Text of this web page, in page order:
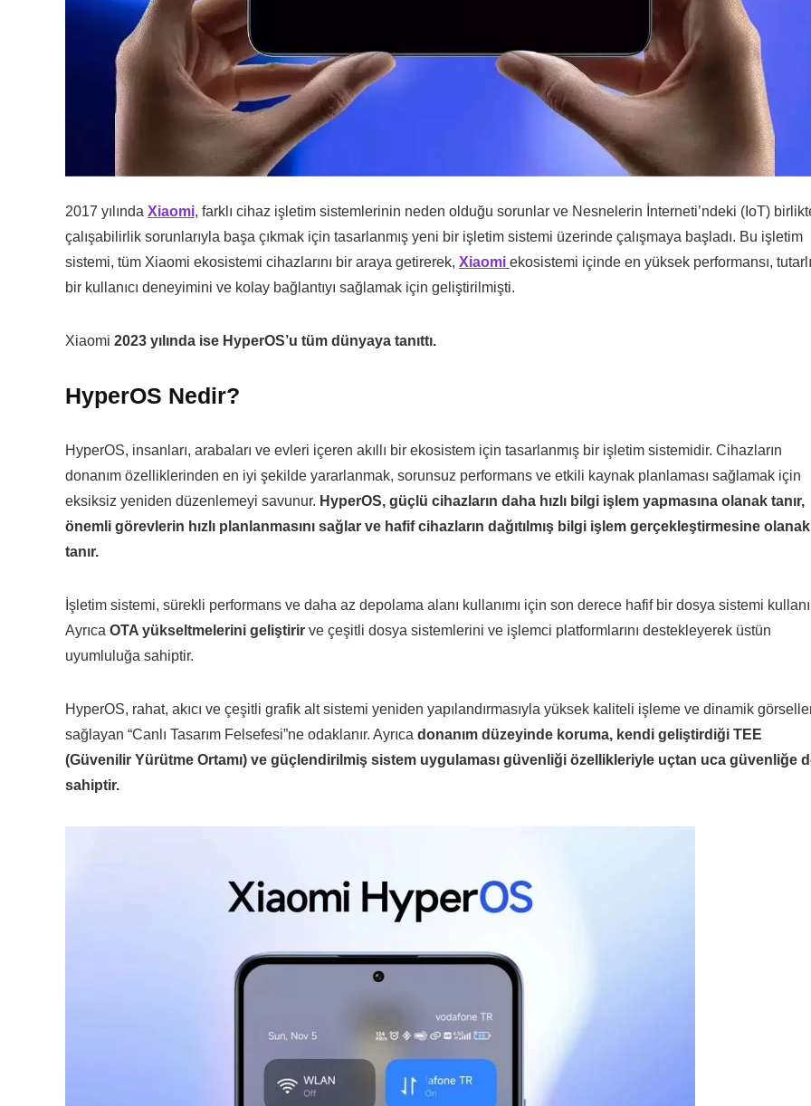
2017 yılında Xiaomi, farklı cihaz işletim sistemlerinin neden olduğu sorunlar ve Nesnelerin İnterneti’ndeki (IoT)
çalışabilirlik sorunlarıyla başa çıkmak için tasarlanmış yeni bir işletim sistemi üzerinde çalışmaya başladı. Bu işletim
sistemi, tüm Xiaomi ekosistemi cihazlarını bir araya getirerek, Xiaomi ekosistemi içinde en yüksek performansı, tutarlı
bir kullanıcı deneyimini ve kolay bağlantıyı sağlamak için geliştirilmişti.
Xiaomi 2023 yılında ise HyperOS’u tüm dünyaya tanıttı.
HyperOS Nedir?
HyperOS, insanları, arabaları ve evleri içeren akıllı bir ekosistem için tasarlanmış bir işletim sistemidir. Cihazların
donanım özelliklerinden en iyi şekilde yararlanmak, sorunsuz performans ve etkili kaynak planlaması sağlamak için
eksiksiz yeniden düzenlemeyi savunur. HyperOS, güçlü cihazların daha hızlı bilgi işlem yapmasına olanak tanır,
önemli görevlerin hızlı planlanmasını sağlar ve hafif cihazların dağıtılmış bilgi işlem gerçekleştirmesine olanak
tanır.
İşletim sistemi, sürekli performans ve daha az depolama alanı kullanımı için son derece hafif bir dosya sistemi
Ayrıca OTA yükseltmelerini geliştirir ve çeşitli dosya sistemlerini ve işlemci platformlarını destekleyerek üstün
uyumluluğa sahiptir.
HyperOS, rahat, akıcı ve çeşitli grafik alt sistemi yeniden yapılandırmasıyla yüksek kaliteli işleme ve dinamik
sağlayan “Canlı Tasarım Felsefesi”ne odaklanır. Ayrıca donanım düzeyinde koruma, kendi geliştirdiği TEE
(Güvenilir Yürütme Ortamı) ve güçlendirilmiş sistem uygulaması güvenliği özellikleriyle uçtan uca güvenliğe
sahiptir.